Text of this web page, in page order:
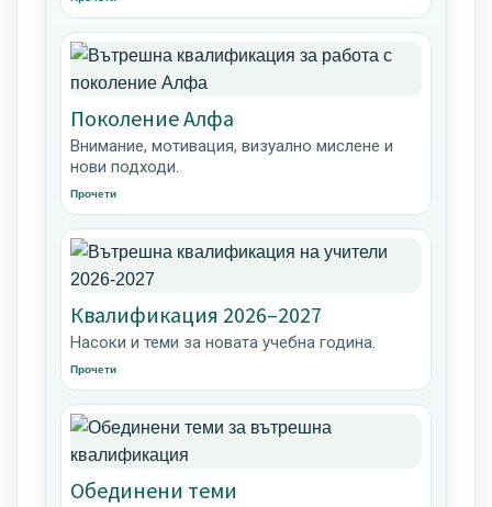
Поколение Алфа
Внимание, мотивация, визуално мислене и
нови подходи.
Прочети
Квалификация 2026–2027
Насоки и теми за новата учебна година.
Прочети
Обединени теми